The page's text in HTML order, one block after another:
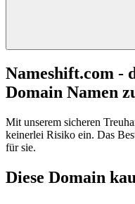
Nameshift.com -
Domain Namen
Mit unserem sicheren
keinerlei Risiko ein. Das
für sie.
Diese Domain